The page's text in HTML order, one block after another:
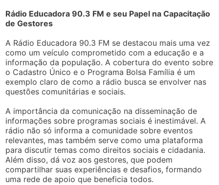
Rádio Educadora 90.3 FM e seu Papel na Capacitação
de Gestores
A Rádio Educadora 90.3 FM se destacou mais uma vez
como um veículo comprometido com a educação e a
informação da população. A cobertura do evento sobre
o Cadastro Único e o Programa Bolsa Família é um
exemplo claro de como a rádio busca se envolver nas
questões comunitárias e sociais.
A importância da comunicação na disseminação de
informações sobre programas sociais é inestimável. A
rádio não só informa a comunidade sobre eventos
relevantes, mas também serve como uma plataforma
para discutir temas como direitos sociais e cidadania.
Além disso, dá voz aos gestores, que podem
compartilhar suas experiências e desafios, formando
uma rede de apoio que beneficia todos.